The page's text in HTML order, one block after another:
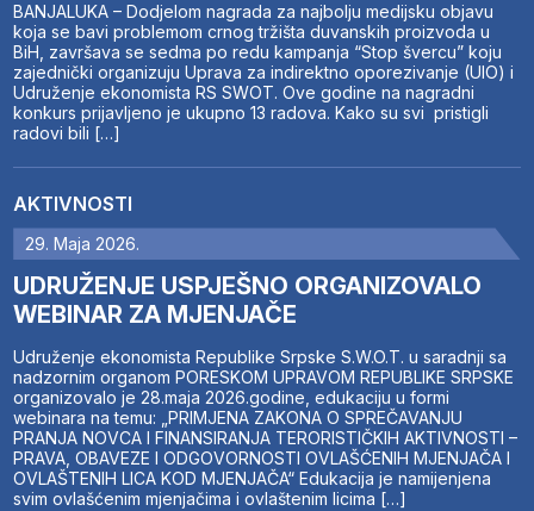
BANJALUKA – Dodjelom nagrada za najbolju medijsku objavu
koja se bavi problemom crnog tržišta duvanskih proizvoda u
BiH, završava se sedma po redu kampanja “Stop švercu” koju
zajednički organizuju Uprava za indirektno oporezivanje (UIO) i
Udruženje ekonomista RS SWOT. Ove godine na nagradni
konkurs prijavljeno je ukupno 13 radova. Kako su svi pristigli
radovi bili […]
AKTIVNOSTI
29. Maja 2026.
UDRUŽENJE USPJEŠNO ORGANIZOVALO
WEBINAR ZA MJENJAČE
Udruženje ekonomista Republike Srpske S.W.O.T. u saradnji sa
nadzornim organom PORESKOM UPRAVOM REPUBLIKE SRPSKE
organizovalo je 28.maja 2026.godine, edukaciju u formi
webinara na temu: „PRIMJENA ZAKONA O SPREČAVANJU
PRANJA NOVCA I FINANSIRANJA TERORISTIČKIH AKTIVNOSTI –
PRAVA, OBAVEZE I ODGOVORNOSTI OVLAŠĆENIH MJENJAČA I
OVLAŠTENIH LICA KOD MJENJAČA“ Edukacija je namijenjena
svim ovlašćenim mjenjačima i ovlaštenim licima […]